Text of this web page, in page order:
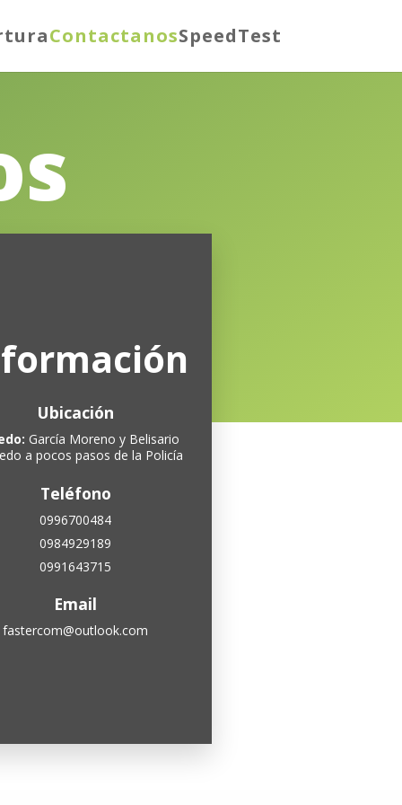
ContactanosSpeedTest
Ubicación
García Moreno y Belisario
a pocos pasos de la Policía
Teléfono
0996700484
0984929189
0991643715
Email
fastercom@outlook.com